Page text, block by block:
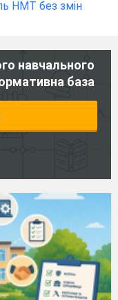
НМТ без змін
навчального
база